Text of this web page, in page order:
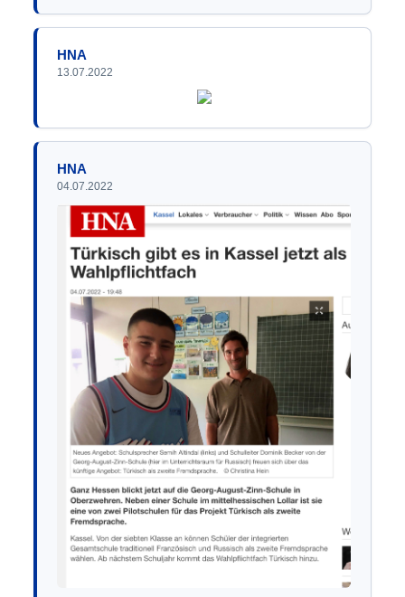
HNA
13.07.2022
HNA
04.07.2022